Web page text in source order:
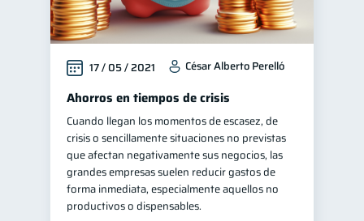
17 / 05 / 2021 César Alberto Perelló
Ahorros en tiempos de crisis
Cuando llegan los momentos de escasez, de
crisis o sencillamente situaciones no previstas
que afectan negativamente sus negocios, las
grandes empresas suelen reducir gastos de
forma inmediata, especialmente aquellos no
productivos o dispensables.